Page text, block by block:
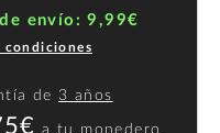
envío: 9,99€
condiciones
de 3 años
atu monedero